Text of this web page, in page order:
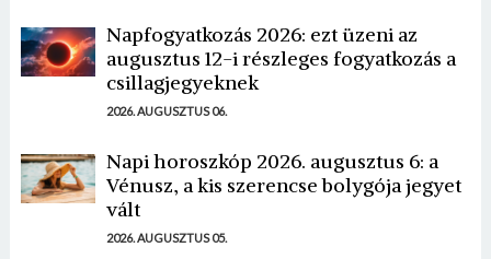
Napfogyatkozás 2026: ezt üzeni az
augusztus 12-i részleges fogyatkozás a
csillagjegyeknek
2026. AUGUSZTUS 06.
Napi horoszkóp 2026. augusztus 6: a
Vénusz, a kis szerencse bolygója jegyet
vált
2026. AUGUSZTUS 05.